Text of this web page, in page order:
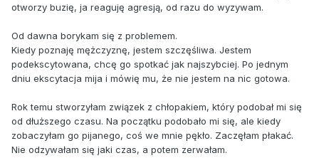
otworzy buzię, ja reaguję agresją, od razu do wyzywam.
Od dawna borykam się z problemem.
Kiedy poznaję mężczyznę, jestem szczęśliwa. Jestem
podekscytowana, chcę go spotkać jak najszybciej. Po jednym
dniu ekscytacja mija i mówię mu, że nie jestem na nic gotowa.
Rok temu stworzyłam związek z chłopakiem, który podobał mi się
od dłuższego czasu. Na początku podobało mi się, ale kiedy
zobaczyłam go pijanego, coś we mnie pękło. Zaczęłam płakać.
Nie odzywałam się jaki czas, a potem zerwałam.